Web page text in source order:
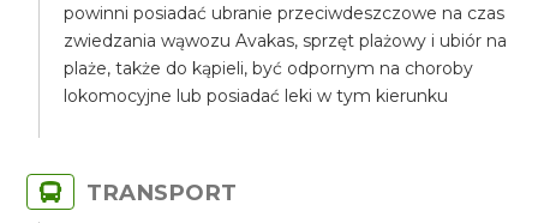
powinni posiadać ubranie przeciwdeszczowe na czas
zwiedzania wąwozu Avakas, sprzęt plażowy i ubiór na
plaże, także do kąpieli, być odpornym na choroby
lokomocyjne lub posiadać leki w tym kierunku
TRANSPORT